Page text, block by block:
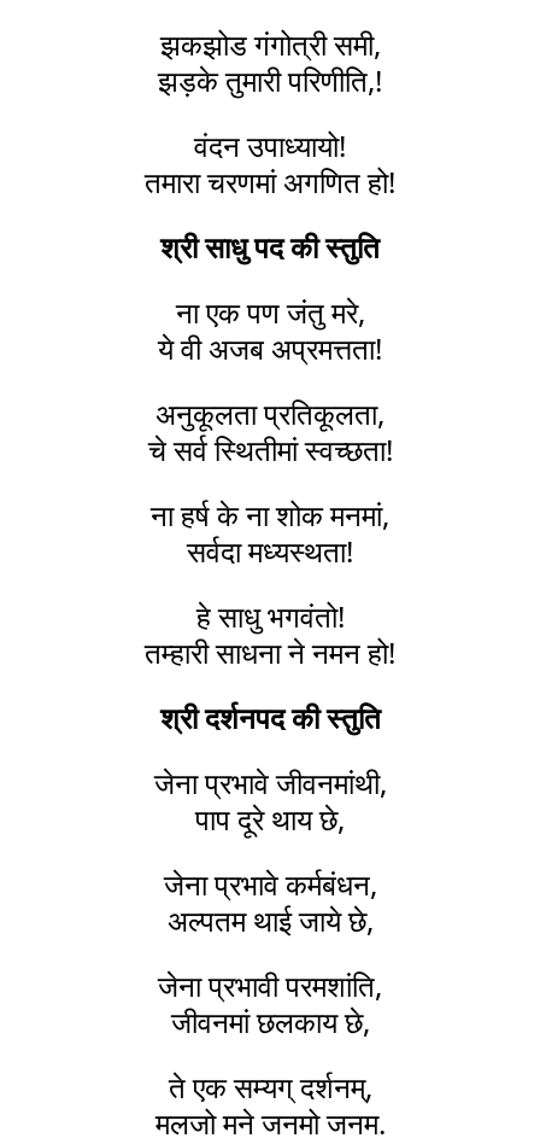
झकझोड गंगोत्री समी,
झड़के तुमारी परिणीति,!
वंदन उपाध्यायो!
तमारा चरणमां अगणित हो!
श्री साधु पद की स्तुति
ना एक पण जंतु मरे,
ये वी अजब अप्रमत्तता!
अनुकूलता प्रतिकूलता,
चे सर्व स्थितीमां स्वच्छता!
ना हर्ष के ना शोक मनमां,
सर्वदा मध्यस्थता!
हे साधु भगवंतो!
तम्हारी साधना ने नमन हो!
श्री दर्शनपद की स्तुति
जेना प्रभावे जीवनमांथी,
पाप दूरे थाय छे,
जेना प्रभावे कर्मबंधन,
अल्पतम थाई जाये छे,
जेना प्रभावी परमशांति,
जीवनमां छलकाय छे,
ते एक सम्यग् दर्शनम्,
मलजो मने जनमो जनम.